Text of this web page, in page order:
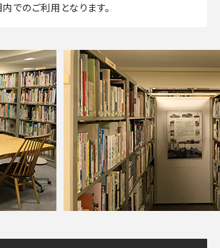
でのご利用となります。